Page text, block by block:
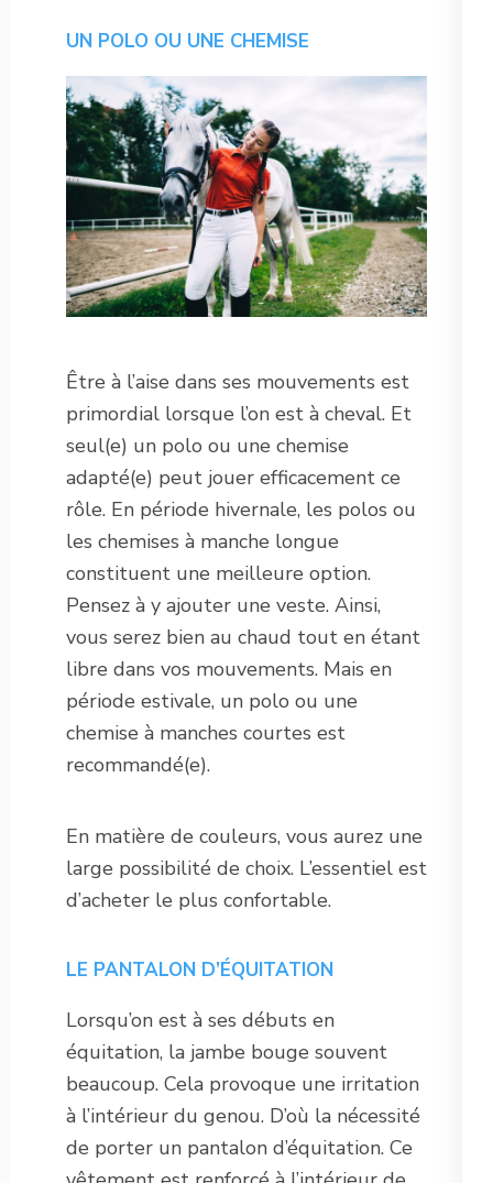
UN POLO OU UNE CHEMISE
Être à l’aise dans ses mouvements est
primordial lorsque l’on est à cheval. Et
seul(e) un polo ou une chemise
adapté(e) peut jouer efficacement ce
rôle. En période hivernale, les polos ou
les chemises à manche longue
constituent une meilleure option.
Pensez à y ajouter une veste. Ainsi,
vous serez bien au chaud tout en étant
libre dans vos mouvements. Mais en
période estivale, un polo ou une
chemise à manches courtes est
recommandé(e).
En matière de couleurs, vous aurez une
large possibilité de choix. L’essentiel est
d’acheter le plus confortable.
LE PANTALON D’ÉQUITATION
Lorsqu’on est à ses débuts en
équitation, la jambe bouge souvent
beaucoup. Cela provoque une irritation
à l’intérieur du genou. D’où la nécessité
de porter un pantalon d’équitation. Ce